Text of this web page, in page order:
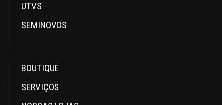
UTVS
SEMINOVOS
BOUTIQUE
SERVIÇOS